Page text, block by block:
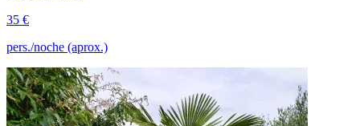
35 €
pers./noche (aprox.)